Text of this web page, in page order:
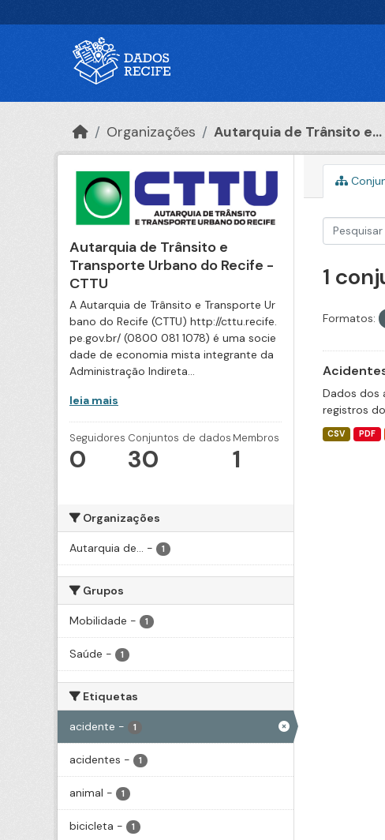
Organizações Autarquia de Trânsito e...
Autarquia de Trânsito e
Transporte Urbano do Recife -
CTTU
A Autarquia de Trânsito e Transporte Ur
bano do Recife (CTTU) http://cttu.recife.
pe.gov.br/ (0800 081 1078) é uma socie
dade de economia mista integrante da
Administração Indireta...
leia mais
Seguidores
0
Conjuntos de dados
30
Membros
1
Organizações
Autarquia de... - 1
Grupos
Mobilidade - 1
Saúde - 1
Etiquetas
acidente - 1
acidentes - 1
animal - 1
bicicleta - 1
1
Formatos:
Dados dos
registros
CSV PDF